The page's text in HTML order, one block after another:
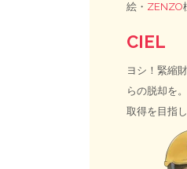
絵・ ZENZO
CIEL
ヨシ！緊縮
らの脱却を
取得を目指し